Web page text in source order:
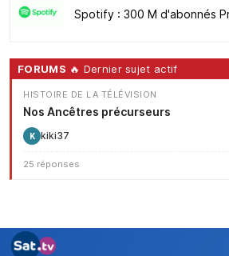
Spotify : 300 M d'abonnés
FORUMS 🔥 Dernier sujet actif
HISTOIRE DE LA TÉLÉVISION
Nos Ancêtres précurseurs
K kiki37
25 réponses